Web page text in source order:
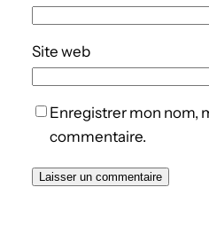
Site web
Enregistrer mon nom,
commentaire.